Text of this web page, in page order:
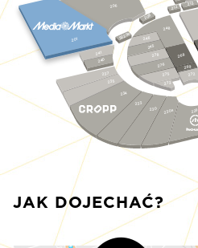
206
201
241
240
212
215
S229a
208
248
268
269
246
245
278
276
272
275
273
237
235
234
233
230 230a 229
JAK DOJECHAĆ?